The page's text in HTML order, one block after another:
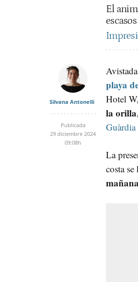
El
Silvana Antonelli
Publicada
29 diciembre 2024
09:08h
playa
Hotel
la orilla
La
costa se
mañana